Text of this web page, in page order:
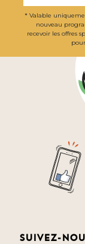
* Valable
nouveau
recevoir les offres
Suivez-